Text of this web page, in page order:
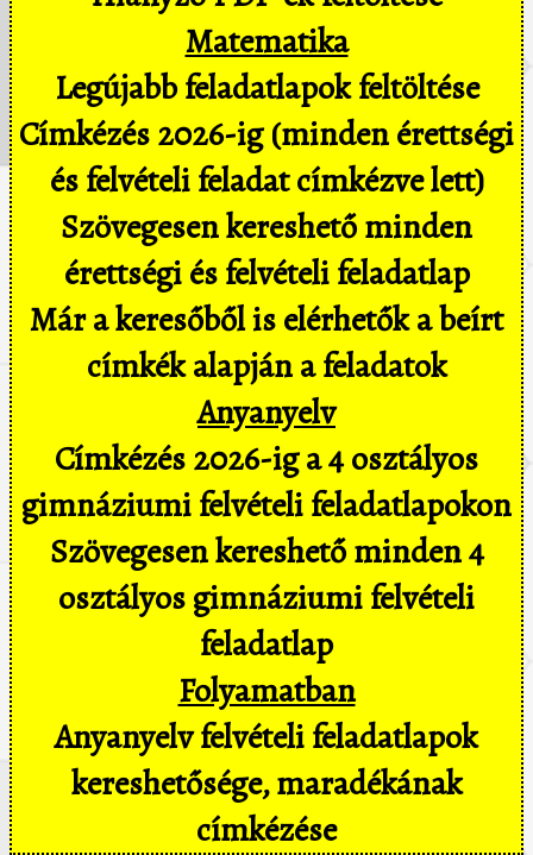
Matematika
Legújabb feladatlapok feltöltése
Címkézés 2026-ig (minden érettségi
és felvételi feladat címkézve lett)
Szövegesen kereshető minden
érettségi és felvételi feladatlap
Már a keresőből is elérhetők a beírt
címkék alapján a feladatok
Anyanyelv
Címkézés 2026-ig a 4 osztályos
gimnáziumi felvételi feladatlapokon
Szövegesen kereshető minden 4
osztályos gimnáziumi felvételi
feladatlap
Folyamatban
Anyanyelv felvételi feladatlapok
kereshetősége, maradékának
címkézése